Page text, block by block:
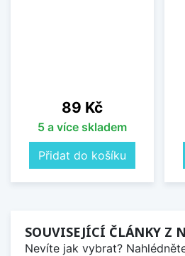
Cena
89 Kč
5 a více skladem
Přidat do košíku
SOUVISEJÍCÍ ČLÁNKY Z
Nevíte jak vybrat?